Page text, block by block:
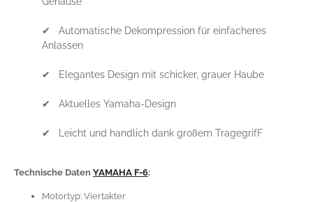
✔ Automatische Dekompression für einfacheres
Anlassen
✔ Elegantes Design mit schicker, grauer Haube
✔ Aktuelles Yamaha-Design
✔ Leicht und handlich dank großem TragegrifF
Technische Daten YAMAHA F-6:
Motortyp: Viertakter